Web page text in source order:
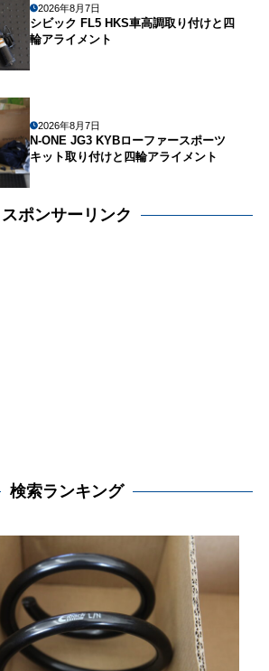
2026年8月7日
シビック FL5 HKS車高調取り付けと四
輪アライメント
2026年8月7日
N-ONE JG3 KYBローファースポーツ
キット取り付けと四輪アライメント
スポンサーリンク
検索ランキング